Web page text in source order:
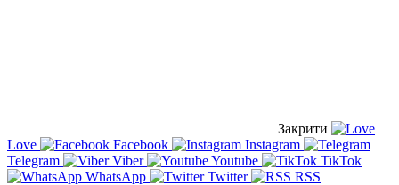
Закрити
Love
Facebook
Instagram
Telegram
Viber Youtube
TikTok
WhatsApp
Twitter RSS